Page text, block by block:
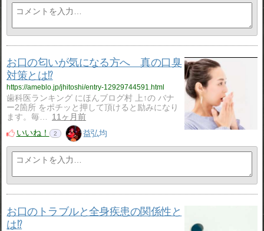
お口の匂いが気になる方へ 真の口臭
対策とは⁉️
https://ameblo.jp/jhitoshi/entry-12929744591.html
歯科医ランキング にほんブログ村 上↑の バナ
ー2箇所 をポチッと押して頂けると励みになり
ます。毎…
11ヶ月前
いいね！
2 益弘均
お口のトラブルと全身疾患の関係性と
は⁉️